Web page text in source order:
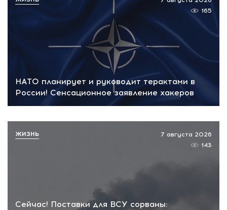
НАТО планирует и руководит терактами в
России! Сенсационное заявление хакеров
165
Сейчас! Поставки для ВСУ сорваны:
7 августа 2026
143
ЖИЗНЬ